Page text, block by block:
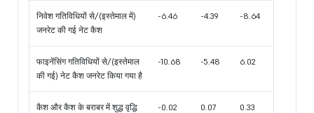
निवेश गतिविधियों से/(इस्तेमाल में)
जनरेट की गई नेट कैश
-6.46 -4.39 -8.64
फाइनेंसिंग गतिविधियों से/(इस्तेमाल
की गई) नेट कैश जनरेट किया गया है
-10.68 -5.48 6.02
कैश और कैश के बराबर में शुद्ध वृद्धि
-0.02 0.07 0.33